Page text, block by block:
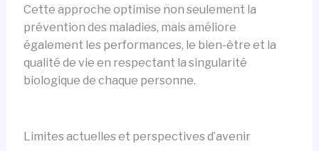
Cette approche optimise non seulement la
prévention des maladies, mais améliore
également les performances, le bien-être et la
qualité de vie en respectant la singularité
biologique de chaque personne.
Limites actuelles et perspectives d’avenir